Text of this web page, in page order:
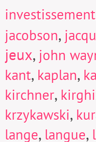
investissement
jacobson,
jeux, john
kant, kaplan,
kirchner,
krzykawski,
lange, langue,